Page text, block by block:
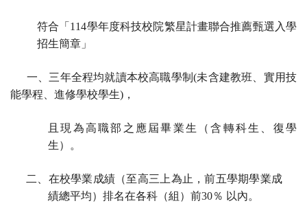
符合「114學年度科技校院繁星計畫聯合推薦甄選入學
招生簡章」
一、三年全程均就讀本校高職學制(未含建教班、實用技
能學程、進修學校學生)，
且現為高職部之應屆畢業生（含轉科生、復學
生）。
二、在校學業成績（至高三上為止，前五學期學業成
績總平均）排名在各科（組）前30％ 以內。